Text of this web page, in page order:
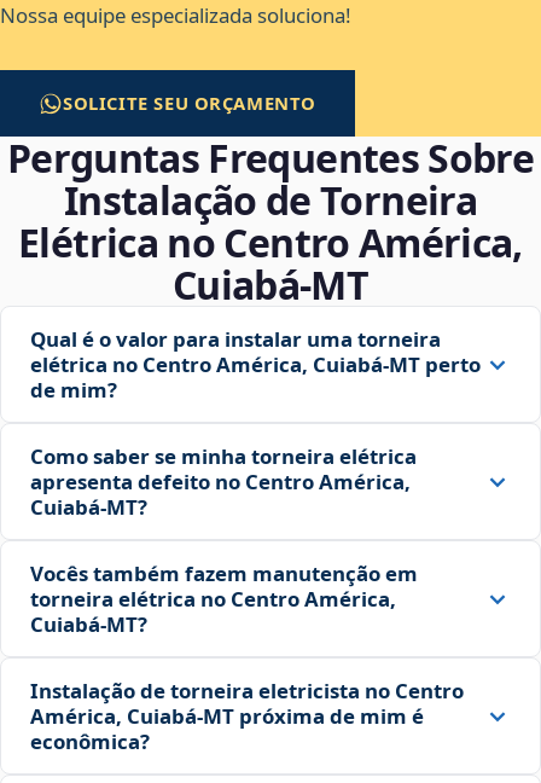
Nossa equipe especializada soluciona!
SOLICITE SEU ORÇAMENTO
Perguntas Frequentes Sobre
Instalação de Torneira
Elétrica no Centro América,
Cuiabá‑MT
Qual é o valor para instalar uma torneira
elétrica no Centro América, Cuiabá‑MT perto
de mim?
Como saber se minha torneira elétrica
apresenta defeito no Centro América,
Cuiabá‑MT?
Vocês também fazem manutenção em
torneira elétrica no Centro América,
Cuiabá‑MT?
Instalação de torneira eletricista no Centro
América, Cuiabá‑MT próxima de mim é
econômica?